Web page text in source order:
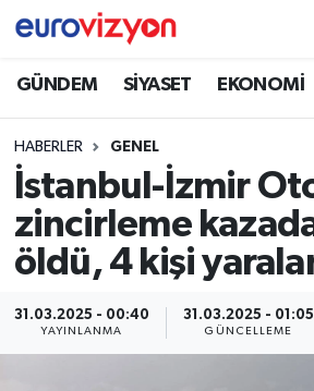
GÜNDEM SİYASET EKONOMİ
HABERLER GENEL
İstanbul-İzmir
zincirleme
öldü, 4 kişi
31.03.2025 - 00:40
YAYINLANMA
31.03.2025 - 01:05
GÜNCELLEME